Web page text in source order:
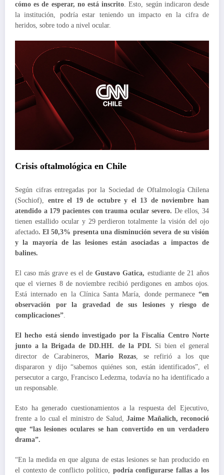
cómo es de esperar, no está inscrito. Esto, según indicaron desde
la institución, podría estar teniendo un impacto en la cifra de
heridos, sobre todo a nivel ocular.
Crisis oftalmológica en Chile
Según cifras entregadas por la Sociedad de Oftalmología Chilena
(Sochiof), entre el 19 de octubre y el 13 de noviembre han
atendido a 179 pacientes con trauma ocular severo. De ellos, 34
tienen estallido ocular y 29 perdieron totalmente la visión del ojo
afectado. El 50,3% presenta una disminución severa de su visión
y la mayoría de las lesiones están asociadas a impactos de
balines.
El caso más grave es el deGustavo Gatica, estudiante de 21 años
que el viernes 8 de noviembre recibió perdigones en ambos ojos.
Está internado en la Clínica Santa María, donde permanece“en
observación por la gravedad de sus lesiones y riesgo de
complicaciones”
El hecho está siendo investigado por la Fiscalía Centro Norte
junto a la Brigada de DD.HH. de la PDI. Si bien el general
director de Carabineros, Mario Rozas , se refirió a los que
dispararon y dijo “sabemos quiénes son, están identificados”, el
persecutor a cargo, Francisco Ledezma, todavía no ha identificado a
un responsable.
Esto ha generado cuestionamientos a la respuesta del Ejecutivo,
frente a lo cual el ministro de Salud, Jaime Mañalich, reconoció
que “las lesiones oculares se han convertido en un verdadero
drama”.
“En la medida en que alguna de estas lesiones se han producido en
el contexto de conflicto político, podría configurarse fallas a los